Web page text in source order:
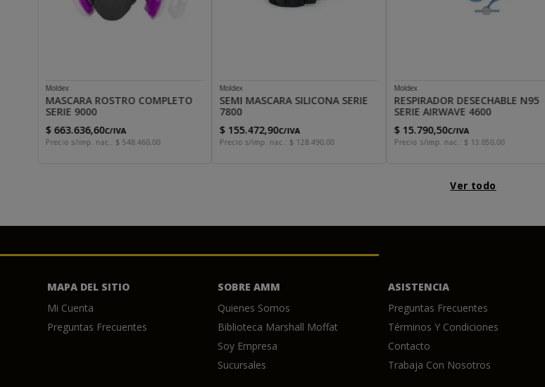
Moldex
MASCARA ROSTRO COMPLETO
SERIE 9000
$ 663.636,60C/IVA
Precio s/imp. nac.: $ 548. 460, 00
Moldex
SEMI MASCARA SILICONA SERIE
7800
$ 155.472,90C/IVA
Precio s/imp. nac.: $ 128. 490, 00
Moldex
RESPIRADOR DESECHABLE N95
SERIE AIRWAVE 4600
$ 15.790,50C/IVA
Precio s/imp. nac.: $ 13 050, 00
Ver todo
MAPA DEL SITIO
Mi Cuenta
Preguntas Frecuentes
SOBRE AMM
Quienes Somos
Biblioteca Marshall Moffat
Soy Empresa
Sucursales
ASISTENCIA
Preguntas Frecuentes
Términos Y Condiciones
Contacto
Trabaja Con Nosotros